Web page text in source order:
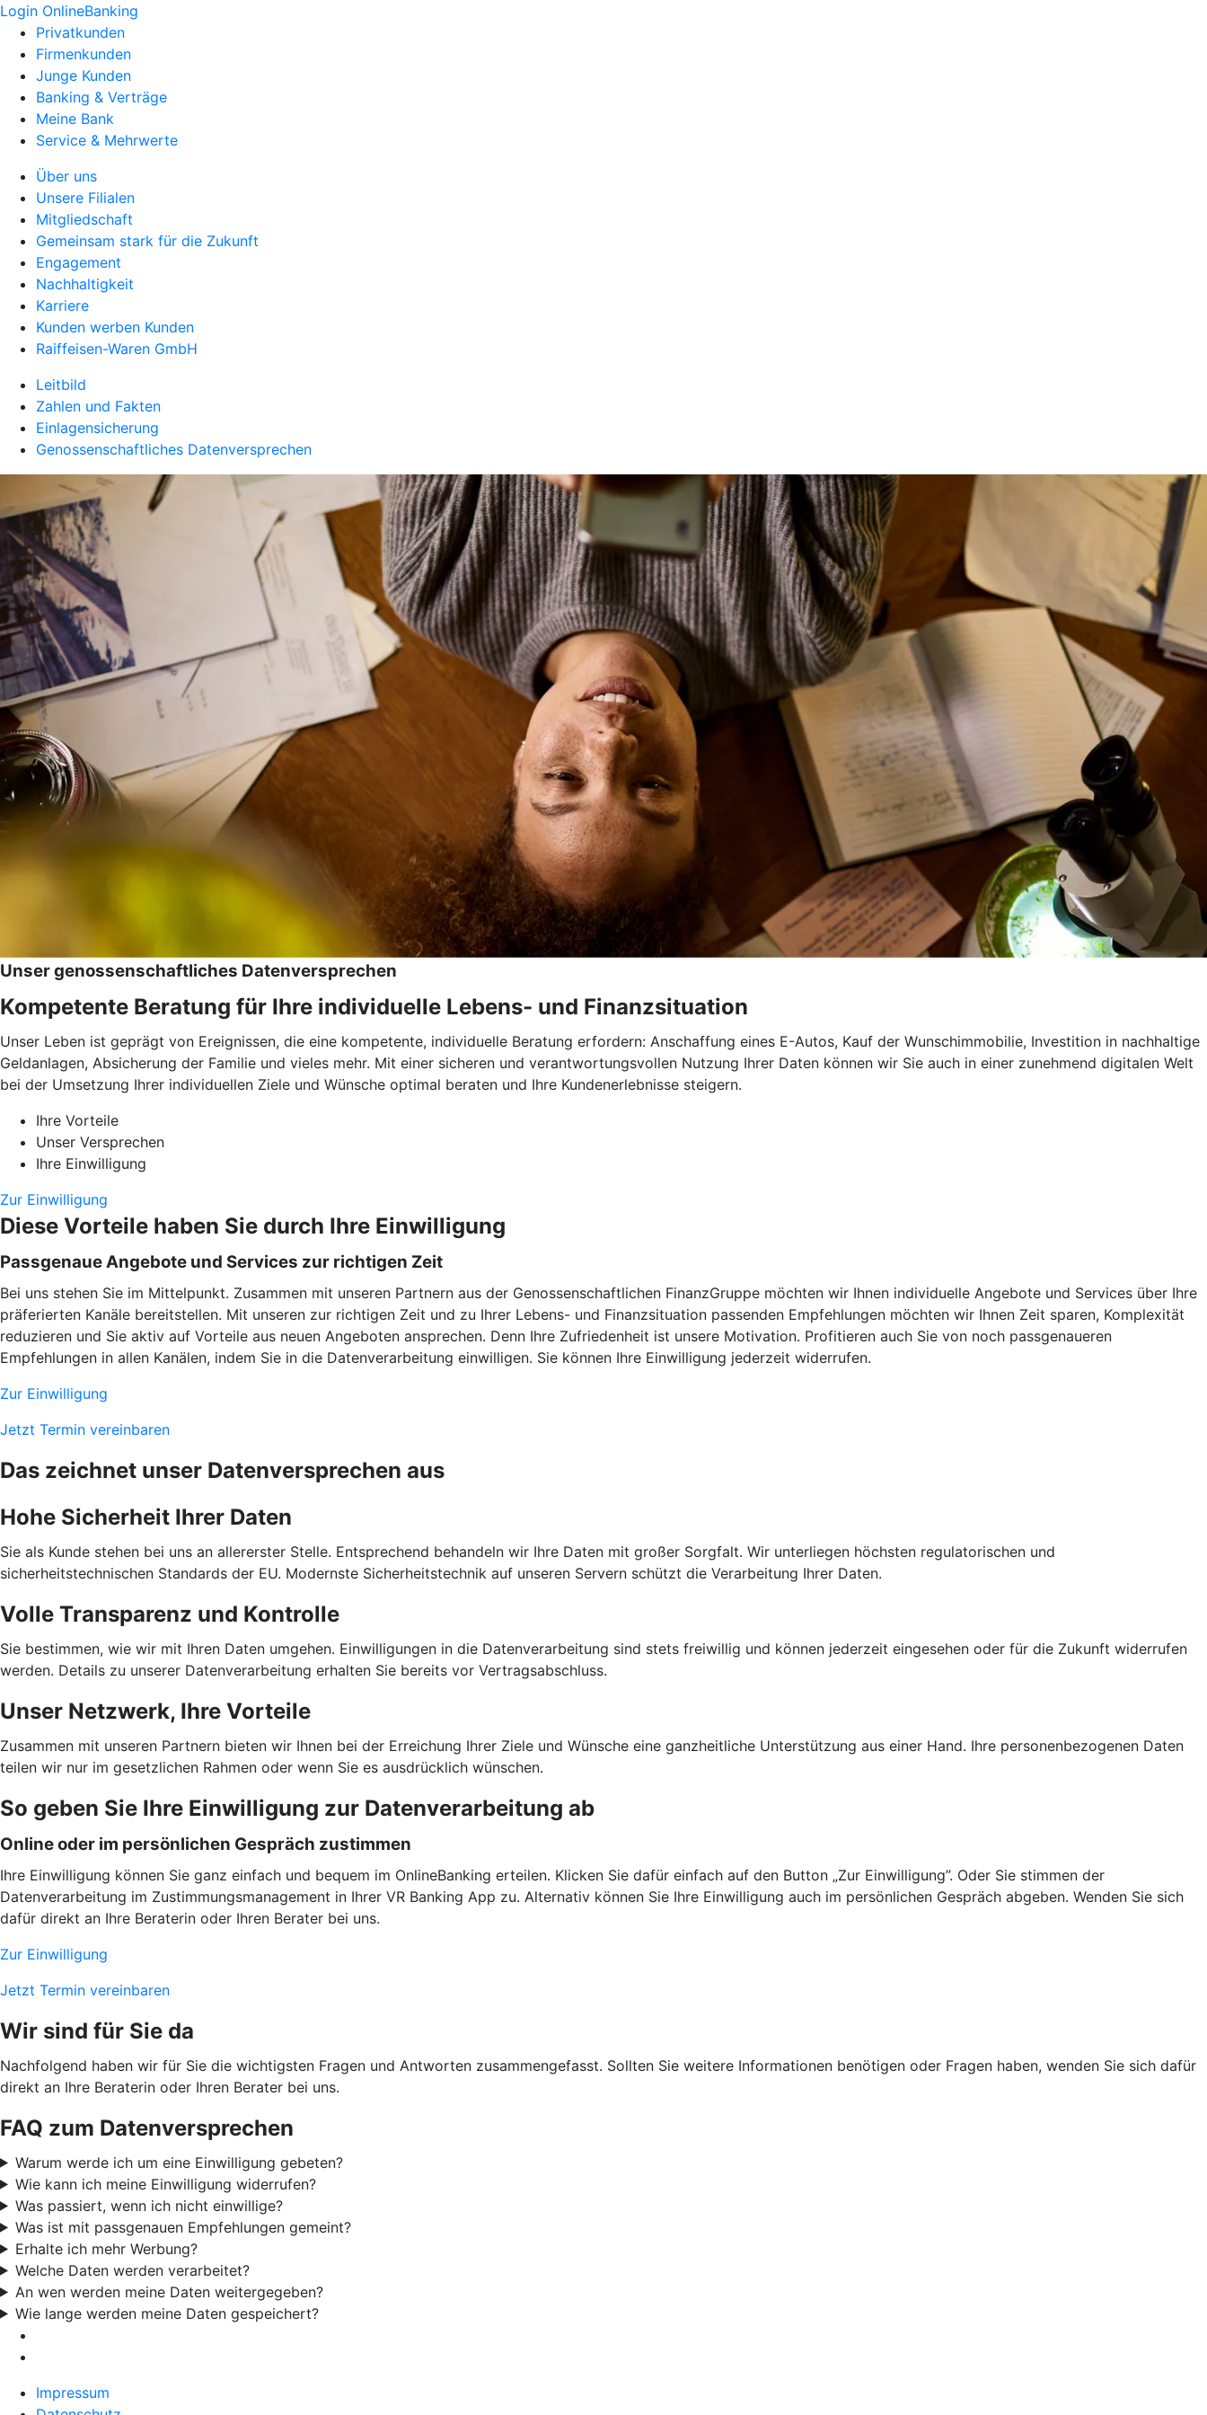
Login OnlineBanking
Privatkunden
Firmenkunden
Junge Kunden
Banking & Verträge
Meine Bank
Service & Mehrwerte
Über uns
Unsere Filialen
Mitgliedschaft
Gemeinsam stark für die Zukunft
Engagement
Nachhaltigkeit
Karriere
Kunden werben Kunden
Raiffeisen-Waren GmbH
Leitbild
Zahlen und Fakten
Einlagensicherung
Genossenschaftliches Datenversprechen
Unser genossenschaftliches Datenversprechen
Kompetente Beratung für Ihre individuelle Lebens- und Finanzsituation
Unser Leben ist geprägt von Ereignissen, die eine kompetente, individuelle Beratung erfordern: Anschaffung eines E-Autos, Kauf der Wunschimmobilie, Investition in nachhaltige
Geldanlagen, Absicherung der Familie und vieles mehr. Mit einer sicheren und verantwortungsvollen Nutzung Ihrer Daten können wir Sie auch in einer zunehmend digitalen Welt
bei der Umsetzung Ihrer individuellen Ziele und Wünsche optimal beraten und Ihre Kundenerlebnisse steigern.
Ihre Vorteile
Unser Versprechen
Ihre Einwilligung
Zur Einwilligung
Diese Vorteile haben Sie durch Ihre Einwilligung
Passgenaue Angebote und Services zur richtigen Zeit
Bei uns stehen Sie im Mittelpunkt. Zusammen mit unseren Partnern aus der Genossenschaftlichen FinanzGruppe möchten wir Ihnen individuelle Angebote und Services über Ihre
präferierten Kanäle bereitstellen. Mit unseren zur richtigen Zeit und zu Ihrer Lebens- und Finanzsituation passenden Empfehlungen möchten wir Ihnen Zeit sparen, Komplexität
reduzieren und Sie aktiv auf Vorteile aus neuen Angeboten ansprechen. Denn Ihre Zufriedenheit ist unsere Motivation. Profitieren auch Sie von noch passgenaueren
Empfehlungen in allen Kanälen, indem Sie in die Datenverarbeitung einwilligen. Sie können Ihre Einwilligung jederzeit widerrufen.
Zur Einwilligung
Jetzt Termin vereinbaren
Das zeichnet unser Datenversprechen aus
Hohe Sicherheit Ihrer Daten
Sie als Kunde stehen bei uns an allererster Stelle. Entsprechend behandeln wir Ihre Daten mit großer Sorgfalt. Wir unterliegen höchsten regulatorischen und
sicherheitstechnischen Standards der EU. Modernste Sicherheitstechnik auf unseren Servern schützt die Verarbeitung Ihrer Daten.
Volle Transparenz und Kontrolle
Sie bestimmen, wie wir mit Ihren Daten umgehen. Einwilligungen in die Datenverarbeitung sind stets freiwillig und können jederzeit eingesehen oder für die Zukunft widerrufen
werden. Details zu unserer Datenverarbeitung erhalten Sie bereits vor Vertragsabschluss.
Unser Netzwerk, Ihre Vorteile
Zusammen mit unseren Partnern bieten wir Ihnen bei der Erreichung Ihrer Ziele und Wünsche eine ganzheitliche Unterstützung aus einer Hand. Ihre personenbezogenen Daten
teilen wir nur im gesetzlichen Rahmen oder wenn Sie es ausdrücklich wünschen.
So geben Sie Ihre Einwilligung zur Datenverarbeitung ab
Online oder im persönlichen Gespräch zustimmen
Ihre Einwilligung können Sie ganz einfach und bequem im OnlineBanking erteilen. Klicken Sie dafür einfach auf den Button „Zur Einwilligung”. Oder Sie stimmen der
Datenverarbeitung im Zustimmungsmanagement in Ihrer VR Banking App zu. Alternativ können Sie Ihre Einwilligung auch im persönlichen Gespräch abgeben. Wenden Sie sich
dafür direkt an Ihre Beraterin oder Ihren Berater bei uns.
Zur Einwilligung
Jetzt Termin vereinbaren
Wir sind für Sie da
Nachfolgend haben wir für Sie die wichtigsten Fragen und Antworten zusammengefasst. Sollten Sie weitere Informationen benötigen oder Fragen haben, wenden Sie sich dafür
direkt an Ihre Beraterin oder Ihren Berater bei uns.
FAQ zum Datenversprechen
Warum werde ich um eine Einwilligung gebeten?
Wie kann ich meine Einwilligung widerrufen?
Was passiert, wenn ich nicht einwillige?
Was ist mit passgenauen Empfehlungen gemeint?
Erhalte ich mehr Werbung?
Welche Daten werden verarbeitet?
An wen werden meine Daten weitergegeben?
Wie lange werden meine Daten gespeichert?
Impressum